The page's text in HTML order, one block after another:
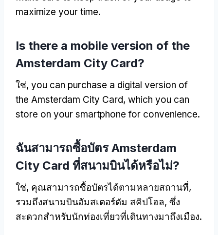
maximize your time.
Is there a mobile version of the
Amsterdam City Card?
ใช่, you can purchase a digital version of
the Amsterdam City Card, which you can
store on your smartphone for convenience.
ฉันสามารถซื้อบัตร Amsterdam
City Card ที่สนามบินได้หรือไม่?
ใช่, คุณสามารถซื้อบัตรได้ตามหลายสถานที่,
รวมถึงสนามบินอัมสเตอร์ดัม สคิปโฮล, ซึ่ง
สะดวกสำหรับนักท่องเที่ยวที่เดินทางมาถึงเมือง.